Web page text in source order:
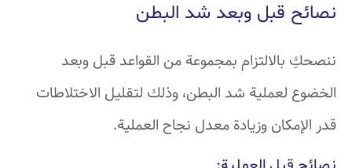
نصائح قبل وبعد شد البطن
ننصحكِ بالالتزام بمجموعة من القواعد قبل وبعد
الخضوع لعملية شد البطن، وذلك لتقليل الاختلاطات
قدر الإمكان وزيادة معدل نجاح العملية.